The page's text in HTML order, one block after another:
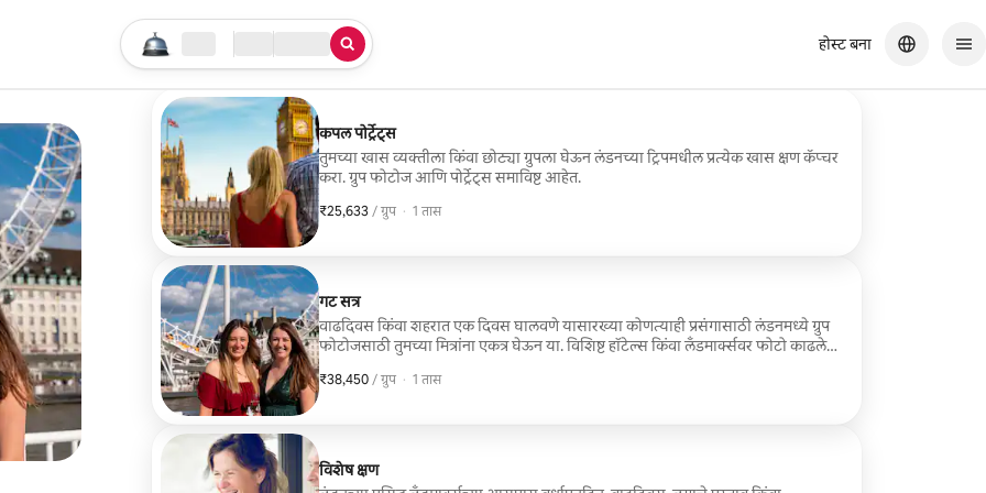
तुमचा सर्च सुरू करा
लोकेशन चेक इन / चेक आऊट
सेवेचा प्रकार
होस्ट बना
कपल पोर्ट्रेट्स
तुमच्या खास व्यक्तीला किंवा छोट्या ग्रुपला घेऊन लंडनच्या ट्रिपमधील प्रत्येक खास क्षण कॅप्चर
करा. ग्रुप फोटोज आणि पोर्ट्रेट्स समाविष्ट आहेत.
₹25,633 / ग्रुप
₹25,633, प्रति ग्रुप
, · 1 तास
गट सत्र
वाढदिवस किंवा शहरात एक दिवस घालवणे यासारख्या कोणत्याही प्रसंगासाठी लंडनमध्ये ग्रुप
फोटोजसाठी तुमच्या मित्रांना एकत्र घेऊन या. विशिष्ट हॉटेल्स किंवा लँडमार्क्सवर फोटो काढले
जाऊ शकतात.
₹38,450 / ग्रुप
₹38,450, प्रति ग्रुप
, · 1 तास
विशेष क्षण